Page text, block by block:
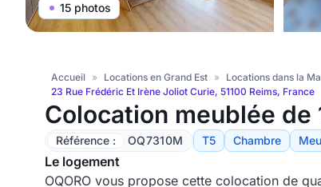
15 photos
Accueil » Locations en Grand Est » Locations dans la
23 Rue Frédéric Et Irène Joliot Curie, 51100 Reims, France
Colocation meublée de
Référence : OQ7310M T5 Chambre
Le logement
OQORO vous propose cette colocation de